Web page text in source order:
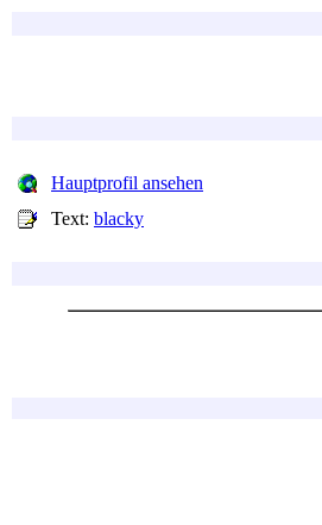
Hauptprofil ansehen
Text: blacky